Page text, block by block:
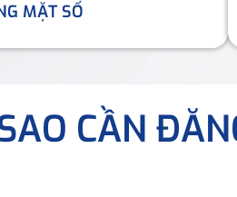
MẶT SỐ
CẦN